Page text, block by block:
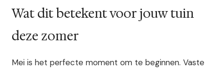
Wat dit betekent voor jouw tuin
deze zomer
Mei is het perfecte moment om te beginnen. Vaste